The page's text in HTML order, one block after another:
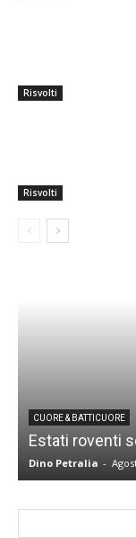
Risvolti
Risvolti
CUORE & BATTICUORE
Estati roventi
Dino Petralia -